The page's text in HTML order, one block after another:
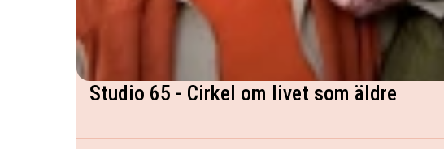
Studio 65 - Cirkel om livet som äldre